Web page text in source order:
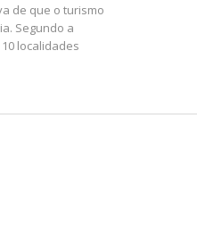
de que o turismo
Segundo a
localidades